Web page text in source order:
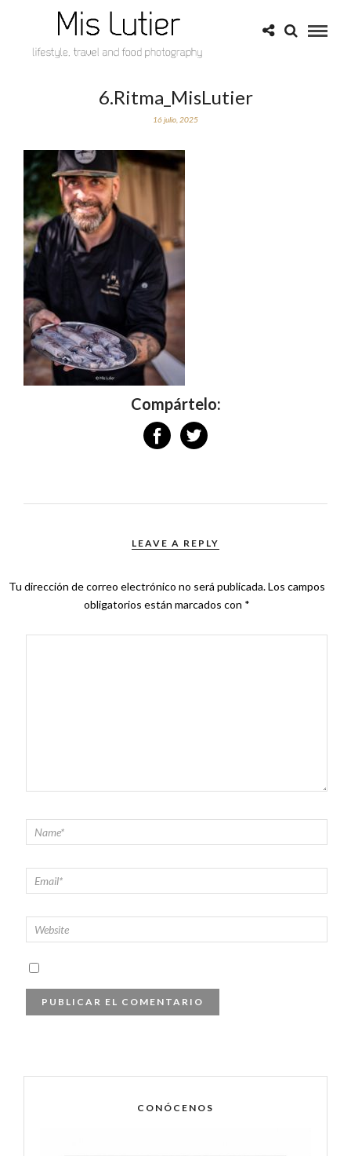
6.Ritma_MisLutier
16 julio, 2025
Compártelo:
LEAVE A REPLY
Tu dirección de correo electrónico no será publicada.Los campos
obligatorios están marcados con *
CONÓCENOS